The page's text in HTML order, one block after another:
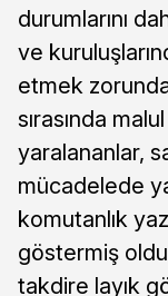
durumlarını
ve
etmek
sırasında
yaralananlar,
mücadelede
komutanlık
göstermiş
takdire layık